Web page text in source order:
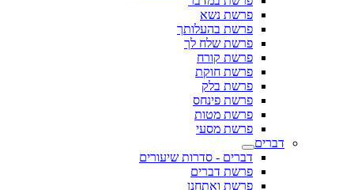
פרשת נשא
פרשת בהעלותך
פרשת שלח לך
פרשת קורח
פרשת חוקת
פרשת בלק
פרשת פינחס
פרשת מטות
פרשת מסעי
דברים
דברים - סדרות שיעורים
פרשת דברים
פרשת ואתחנן